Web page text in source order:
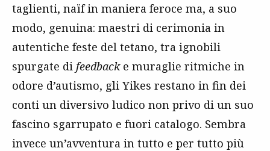
taglienti, naïf in maniera feroce ma, a suo
modo, genuina: maestri di cerimonia in
autentiche feste del tetano, tra ignobili
spurgate di feedbacke muraglie ritmiche in
odore d’autismo, gli Yikes restano in fin dei
conti un diversivo ludico non privo di un suo
fascino sgarrupato e fuori catalogo. Sembra
invece un’avventura in tutto e per tutto più